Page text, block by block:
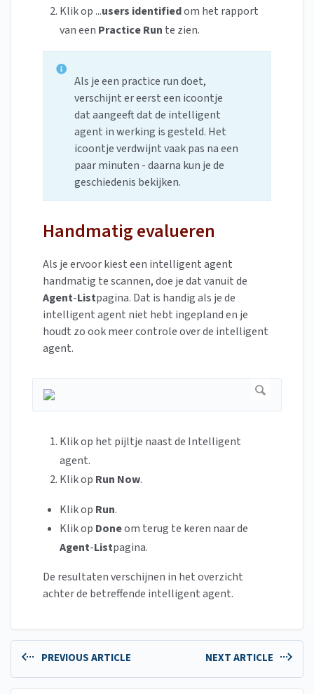
Klik op ...users identifiedom het rapport
van een Practice Run te zien.
Als je een practice run doet,
verschijnt er eerst een icoontje
dat aangeeft dat de intelligent
agent in werking is gesteld. Het
icoontje verdwijnt vaak pas na een
paar minuten - daarna kun je de
geschiedenis bekijken.
Handmatig evalueren
Als je ervoor kiest een intelligent agent
handmatig te scannen, doe je dat vanuit de
Agent-Listpagina. Dat is handig als je de
intelligent agent niet hebt ingepland en je
houdt zo ook meer controle over de intelligent
agent.
Klik op het pijltje naast de Intelligent
agent.
Klik op Run Now.
Klik op Run.
Klik op Doneom terug te keren naar de
Agent-Listpagina.
De resultaten verschijnen in het overzicht
achter de betreffende intelligent agent.
PREVIOUS ARTICLE NEXT ARTICLE